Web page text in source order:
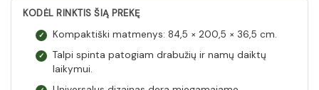
KODĖL RINKTIS ŠIĄ PREKĘ
✓ Kompaktiški matmenys: 84,5 × 200,5 × 36,5 cm.
✓
Talpi spinta patogiam drabužių ir namų daiktų
laikymui.